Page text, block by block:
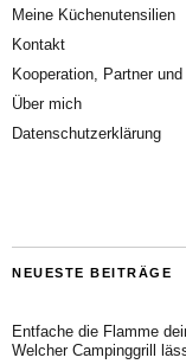
Meine Küchenutensilien
Kontakt
Kooperation, Partner
Über mich
Datenschutzerklärung
NEUESTE BEITRÄGE
Entfache die Flamme
Welcher Campinggrill